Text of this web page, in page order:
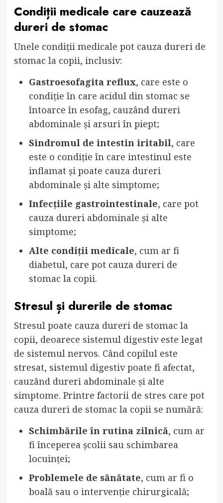
Condiții medicale care cauzează
dureri de stomac
Unele condiții medicale pot cauza dureri de
stomac la copii, inclusiv:
Gastroesofagita reflux, care este o
condiție în care acidul din stomac se
întoarce în esofag, cauzând dureri
abdominale și arsuri în piept;
Sindromul de intestin iritabil, care
este o condiție în care intestinul este
inflamat și poate cauza dureri
abdominale și alte simptome;
Infecțiile gastrointestinale, care pot
cauza dureri abdominale și alte
simptome;
Alte condiții medicale, cum ar fi
diabetul, care pot cauza dureri de
stomac la copii.
Stresul și durerile de stomac
Stresul poate cauza dureri de stomac la
copii, deoarece sistemul digestiv este legat
de sistemul nervos. Când copilul este
stresat, sistemul digestiv poate fi afectat,
cauzând dureri abdominale și alte
simptome. Printre factorii de stres care pot
cauza dureri de stomac la copii se numără:
Schimbările în rutina zilnică, cum ar
fi începerea școlii sau schimbarea
locuinței;
Problemele de sănătate, cum ar fi o
boală sau o intervenție chirurgicală;